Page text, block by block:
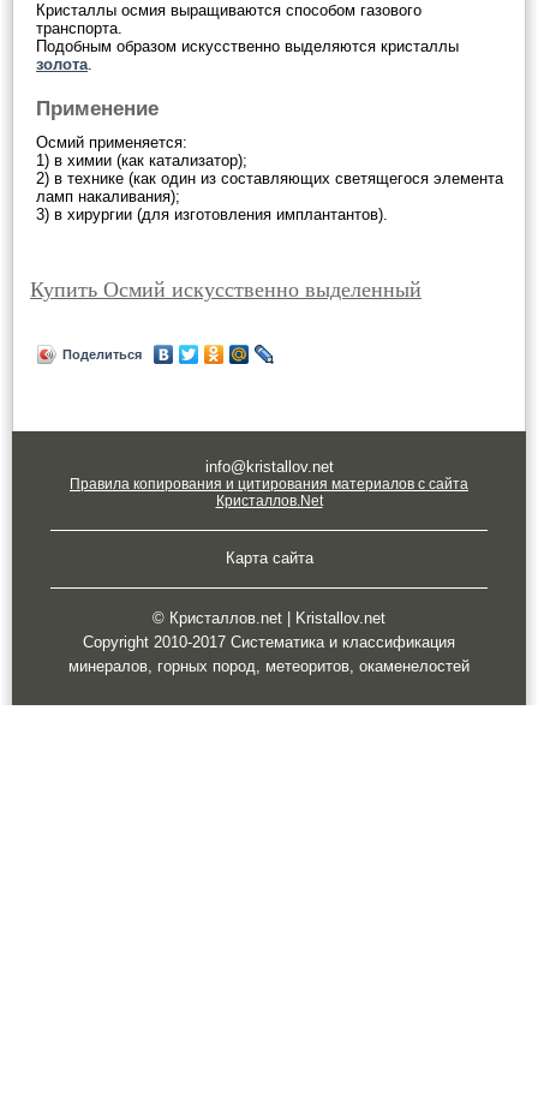
Кристаллы осмия выращиваются способом газового
транспорта.
Подобным образом искусственно выделяются кристаллы
золота.
Применение
Осмий применяется:
1) в химии (как катализатор);
2) в технике (как один из составляющих светящегося элемента
ламп накаливания);
3) в хирургии (для изготовления имплантантов).
Купить Осмий искусственно выделенный
Поделиться
info@kristallov.net
Правила копирования и цитирования материалов с сайта
Кристаллов.Net
Карта сайта
© Кристаллов.net | Kristallov.net
Copyright 2010-2017 Систематика и классификация
минералов, горных пород, метеоритов, окаменелостей